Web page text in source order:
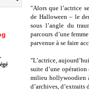
"Alors que l’actrice
de Halloween – le
sous l’angle du
parcours d’une
parvenue à se faire
"L’actrice,
suite d’une
milieu hollywoodien
d’archives, d’extraits